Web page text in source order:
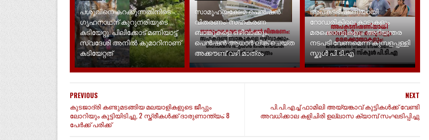
പശുവിനെ കറക്കുന്നതിനിടെ
ഗൃഹനാഥന് കുറുനരിയുടെ
കടിയേറ്റു. പിലിക്കോട് മണിയാട്ട്
സ്വദേശി അനിൽ കുമാറിനാണ്
കടിയേറ്റത്
സാമൂ​ഹ്യക്ഷേമ പെൻഷൻ
വിതരണം: സഹകരണ
ബാങ്കുകളെ ഒഴിവാക്കും,
പെൻഷൻ ആധാർ‌ ലിങ്ക് ചെയ്ത
അക്കൗണ്ട് വഴി മാത്രം
അപകടഭീഷണിയായി
റോഡരികിലെ കാടുകളും
മരക്കൊമ്പുകളും; അടിയന്തര
നടപടി വേണമെന്ന് കുമ്പളപ്പള്ളി
സ്കൂൾ പി.ടി.എ
NEXT
പി.പി.എച്ച് ഫാമിലി അയ്യങ്കാവ് കുട്ടികൾക്ക് വേണ്ടി
അവധിക്കാല കളിചിരി ഉല്ലാസ ക്യാമ്പ് സംഘടിപ്പിച്ചു
PREVIOUS
കുടജാദ്രി കണ്ടുമടങ്ങിയ മലയാളികളുടെ ജീപ്പും
ലോറിയും കൂട്ടിയിടിച്ചു, 2 സ്ത്രീകൾക്ക് ദാരുണാന്ത്യം; 8
പേർക്ക് പരിക്ക്